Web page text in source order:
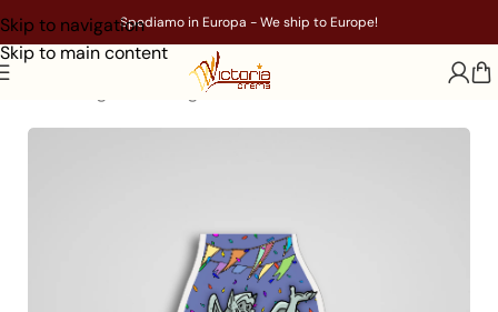
Skip to navigation
Skip to main content
Spediamo in Europa - We ship to Europe!
Segnalibri magnetici